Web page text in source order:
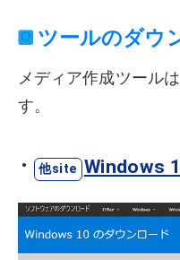
ツールのダウ
メディア作成ツール
す。
Windows